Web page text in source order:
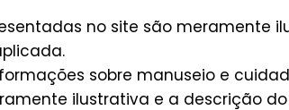
no site são meramente
sobre manuseio e
ilustrativa e a descrição